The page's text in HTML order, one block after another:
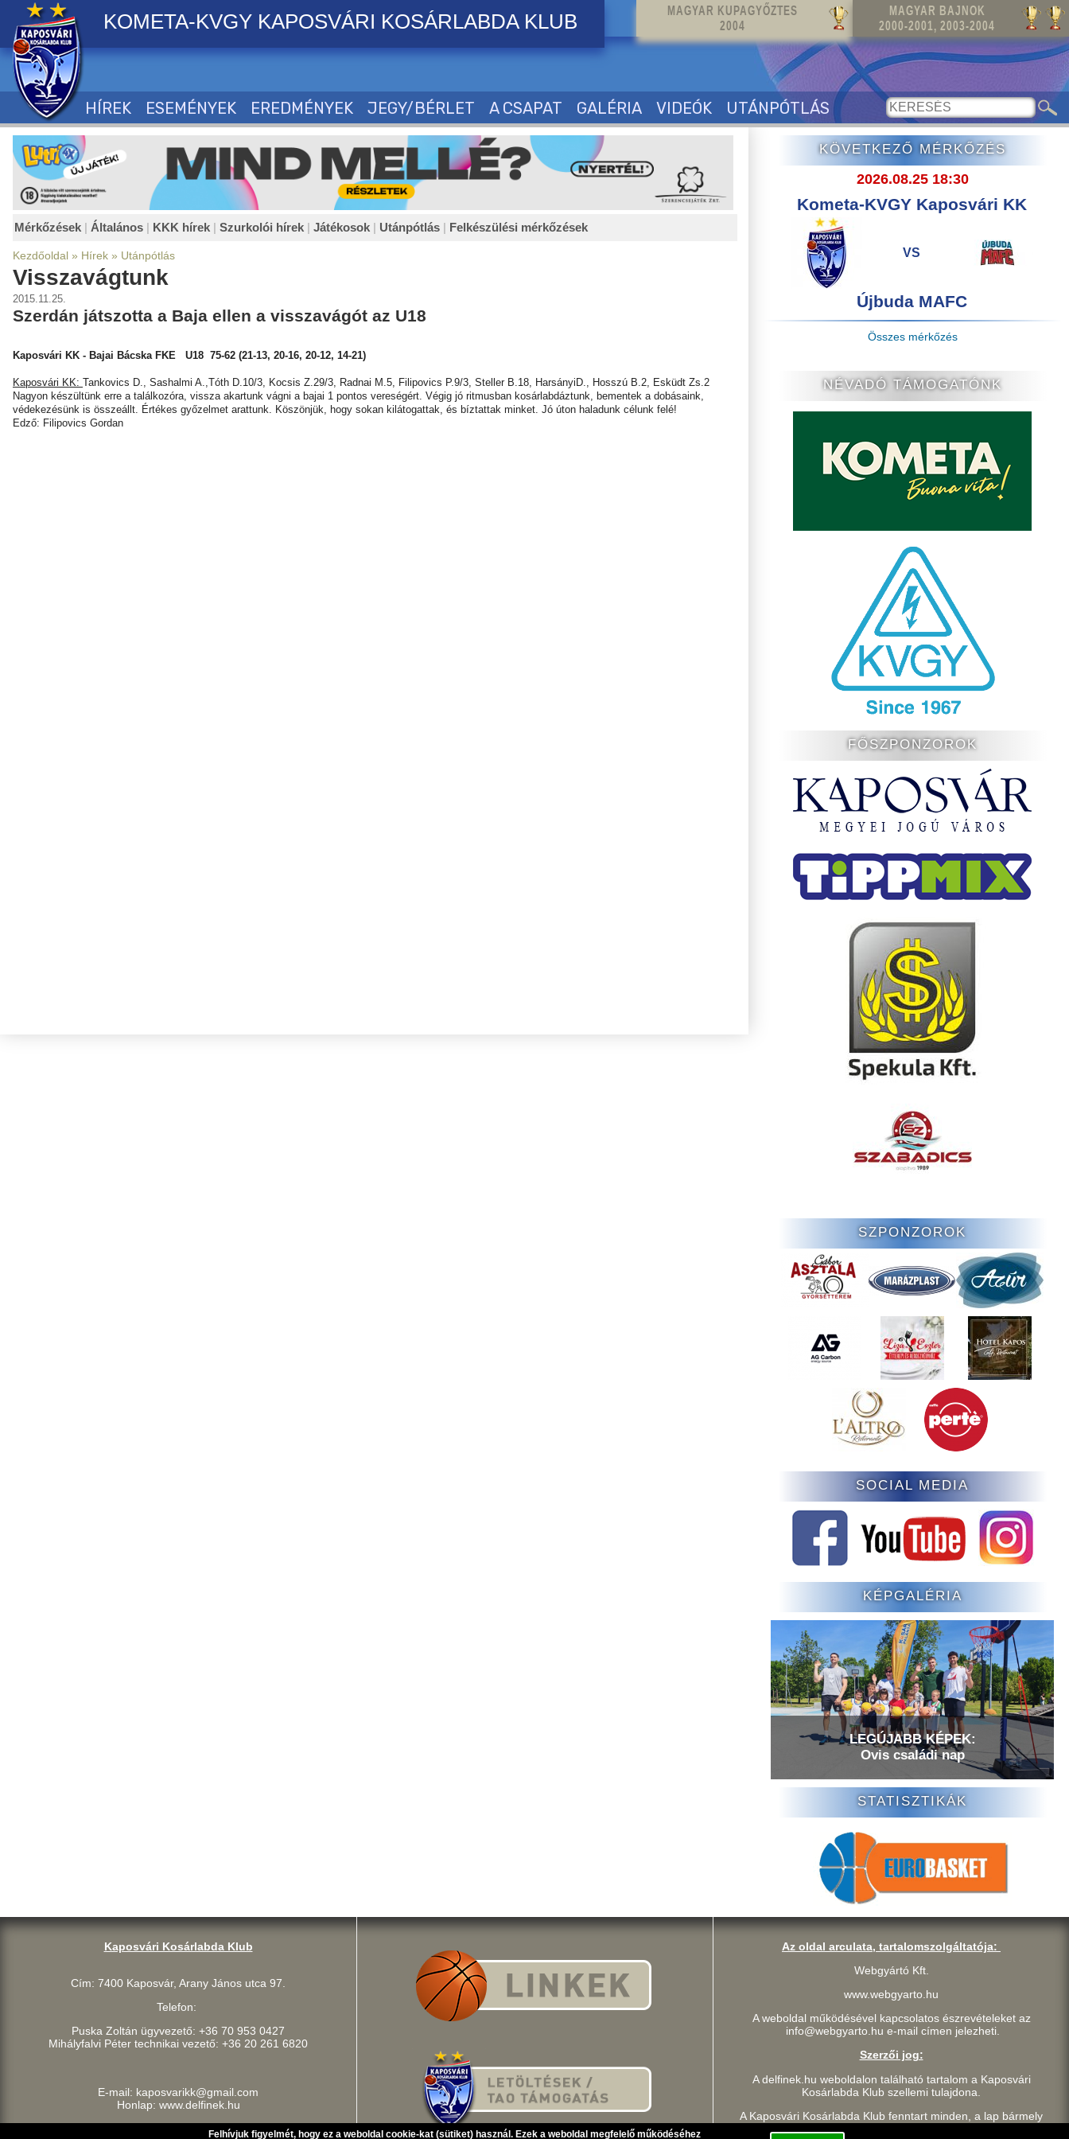
Felhívjuk figyelmét, hogy ez a weboldal cookie-kat (sütiket) használ. Ezek a weboldal megfelelő működéséhez
MAGYAR KUPAGYŐZTES
2004
MAGYAR BAJNOK
2000-2001, 2003-2004
KOMETA-KVGY KAPOSVÁRI KOSÁRLABDA KLUB
HÍREK ESEMÉNYEK EREDMÉNYEK JEGY/BÉRLET A CSAPAT GALÉRIA VIDEÓK UTÁNPÓTLÁS
Mérkőzések | Általános | KKK hírek | Szurkolói hírek | Játékosok | Utánpótlás | Felkészülési mérkőzések
Kezdőoldal » Hírek » Utánpótlás
Visszavágtunk
2015.11.25.
Szerdán játszotta a Baja ellen a visszavágót az U18
Kaposvári KK - Bajai Bácska FKE U18 75-62 (21-13, 20-16, 20-12, 14-21)
Kaposvári KK: Tankovics D., Sashalmi A.,Tóth D.10/3, Kocsis Z.29/3, Radnai M.5, Filipovics P.9/3, Steller B.18, HarsányiD., Hosszú B.2, Esküdt Zs.2
Nagyon készültünk erre a találkozóra, vissza akartunk vágni a bajai 1 pontos vereségért. Végig jó ritmusban kosárlabdáztunk, bementek a dobásaink,
védekezésünk is összeállt. Értékes győzelmet arattunk. Köszönjük, hogy sokan kilátogattak, és bíztattak minket. Jó úton haladunk célunk felé!
Edző: Filipovics Gordan
KÖVETKEZŐ MÉRKŐZÉS
2026.08.25 18:30
Kometa-KVGY Kaposvári KK
VS
Újbuda MAFC
Összes mérkőzés
NÉVADÓ TÁMOGATÓNK
FŐSZPONZOROK
SZPONZOROK
SOCIAL MEDIA
KÉPGALÉRIA
LEGÚJABB KÉPEK:
Ovis családi nap
STATISZTIKÁK
Kaposvári Kosárlabda Klub
Cím: 7400 Kaposvár, Arany János utca 97.
Telefon:
Puska Zoltán ügyvezető: +36 70 953 0427
Mihályfalvi Péter technikai vezető: +36 20 261 6820
E-mail: kaposvarikk@gmail.com
Honlap: www.delfinek.hu
Az oldal arculata, tartalomszolgáltatója:
Webgyártó Kft.
www.webgyarto.hu
A weboldal működésével kapcsolatos észrevételeket az
info@webgyarto.hu e-mail címen jelezheti.
Szerzői jog:
A delfinek.hu weboldalon található tartalom a Kaposvári
Kosárlabda Klub szellemi tulajdona.
A Kaposvári Kosárlabda Klub fenntart minden, a lap bármely